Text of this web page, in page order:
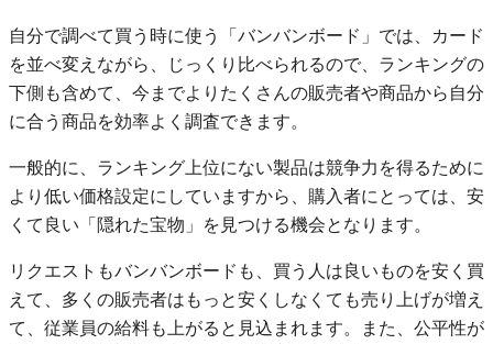
自分で調べて買う時に使う「バンバンボード」では、カード
を並べ変えながら、じっくり比べられるので、ランキングの
下側も含めて、今までよりたくさんの販売者や商品から自分
に合う商品を効率よく調査できます。
一般的に、ランキング上位にない製品は競争力を得るために
より低い価格設定にしていますから、購入者にとっては、安
くて良い「隠れた宝物」を見つける機会となります。
リクエストもバンバンボードも、買う人は良いものを安く買
えて、多くの販売者はもっと安くしなくても売り上げが増え
て、従業員の給料も上がると見込まれます。また、公平性が